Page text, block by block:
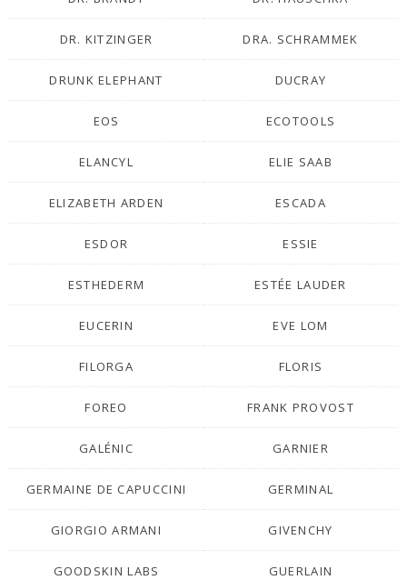
DR. KITZINGER DRA. SCHRAMMEK
DRUNK ELEPHANT DUCRAY
EOS ECOTOOLS
ELANCYL ELIE SAAB
ELIZABETH ARDEN ESCADA
ESDOR ESSIE
ESTHEDERM ESTÉE LAUDER
EUCERIN EVE LOM
FILORGA FLORIS
FOREO FRANK PROVOST
GALÉNIC GARNIER
GERMAINE DE CAPUCCINI GERMINAL
GIORGIO ARMANI GIVENCHY
GOODSKIN LABS GUERLAIN